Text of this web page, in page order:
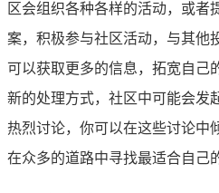
区会组织各种各样的活动，或者
案，积极参与社区活动，与其他
可以获取更多的信息，拓宽自己
新的处理方式，社区中可能会发
热烈讨论，你可以在这些讨论中
在众多的道路中寻找最适合自己